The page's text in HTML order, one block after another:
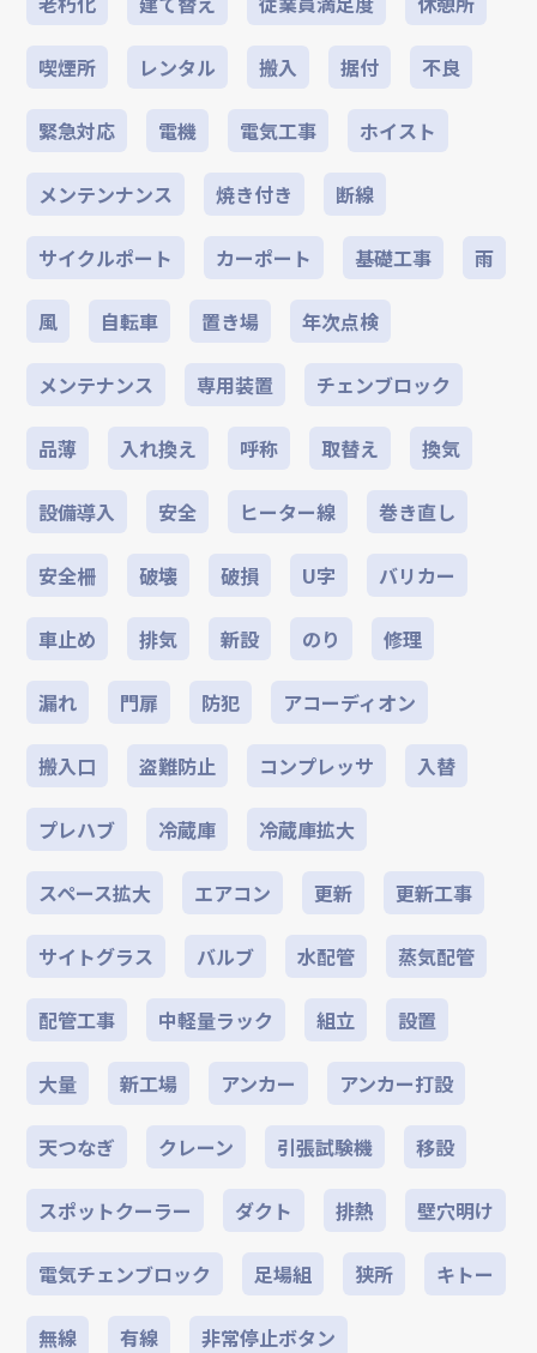
喫煙所 レンタル 搬入 据付 不良
緊急対応 電機 電気工事 ホイスト
メンテンナンス 焼き付き 断線
サイクルポート カーポート 基礎工事 雨
風 自転車 置き場 年次点検
メンテナンス 専用装置 チェンブロック
品薄 入れ換え 呼称 取替え 換気
設備導入 安全 ヒーター線 巻き直し
安全柵 破壊 破損 U字 バリカー
車止め 排気 新設 のり 修理
漏れ 門扉 防犯 アコーディオン
搬入口 盗難防止 コンプレッサ 入替
プレハブ 冷蔵庫 冷蔵庫拡大
スペース拡大 エアコン 更新 更新工事
サイトグラス バルブ 水配管 蒸気配管
配管工事 中軽量ラック 組立 設置
大量 新工場 アンカー アンカー打設
天つなぎ クレーン 引張試験機 移設
スポットクーラー ダクト 排熱 壁穴明け
電気チェンブロック 足場組 狭所 キトー
無線 有線 非常停止ボタン